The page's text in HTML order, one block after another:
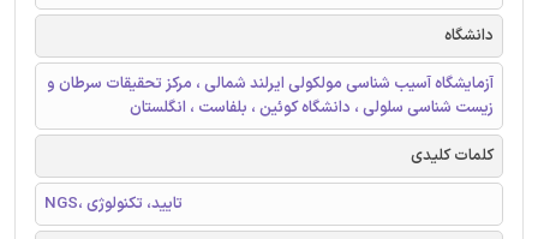
دانشگاه
آزمایشگاه آسیب شناسی مولکولی ایرلند شمالی ، مرکز تحقیقات سرطان و
زیست شناسی سلولی ، دانشگاه کوئین ، بلفاست ، انگلستان
کلمات کلیدی
NGS، تایید، تکنولوژی